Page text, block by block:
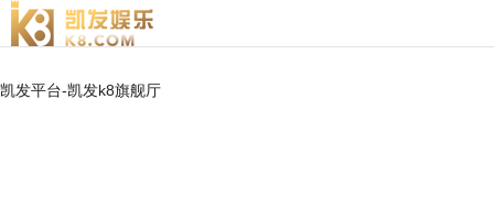
凯发平台-凯发k8旗舰厅